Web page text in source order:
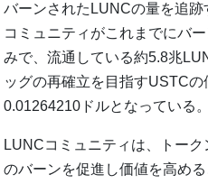
バーンされたLUNCの量を追跡
コミュニティがこれまでにバ
みで、流通している約5.8兆
ッグの再確立を目指すUSTCの
0.01264210ドルとなっている。
LUNCコミュニティは、トー
のバーンを促進し価値を高め